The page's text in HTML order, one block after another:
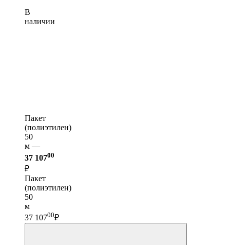
В
наличии
Пакет
(полиэтилен)
50
м —
37 10700
₽
Пакет
(полиэтилен)
50
м
37 10700₽